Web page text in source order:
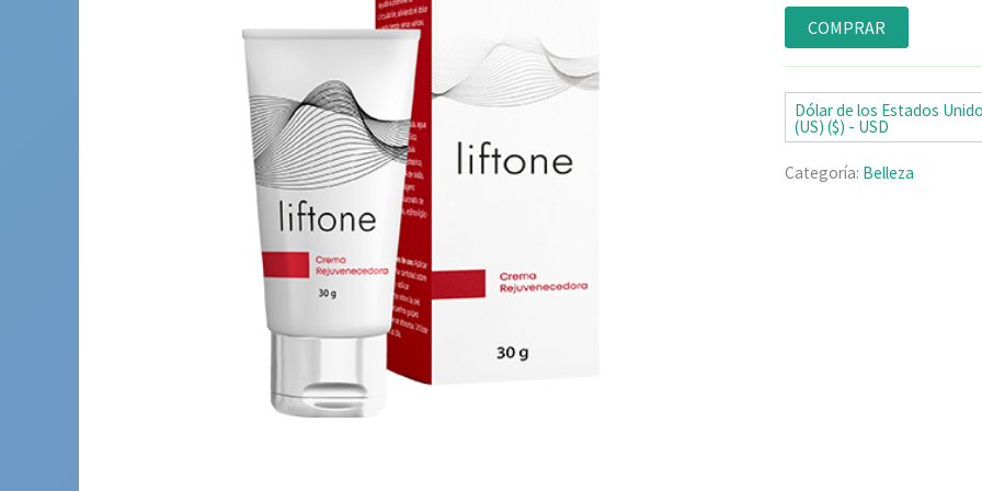
Valorado
con4.75de
5 en base
a
4
de clientes
COMPRAR
Dólar de los Estados
(US) ($) - USD
Categoría: Belleza